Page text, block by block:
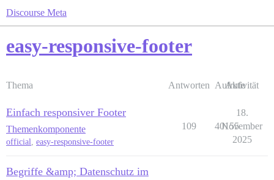
Discourse Meta
easy-responsive-footer
Thema Antworten Aufrufe
Aktivität
Einfach responsiver Footer
Themenkomponente
official, easy-responsive-footer
109 40155
18.
November
2025
Begriffe &amp; Datenschutz im